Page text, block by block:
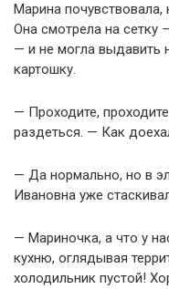
Марина почувствовала,
Она смотрела на сетку
— и не могла выдавить
картошку.
— Проходите,
раздеться. — Как
— Да нормально, но в
Ивановна уже
— Мариночка, а что у
кухню, оглядывая
холодильник пустой!